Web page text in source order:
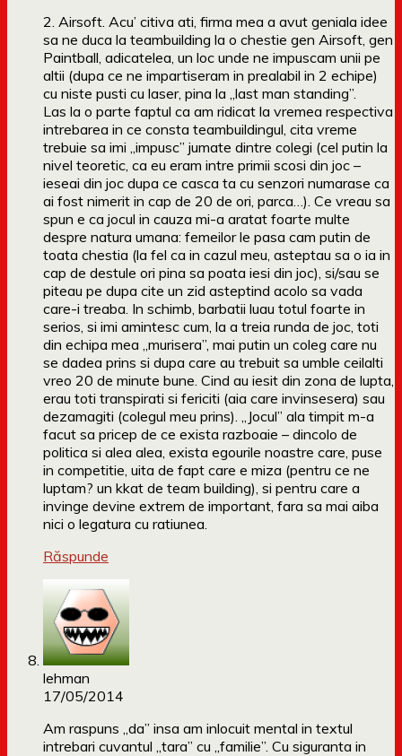
2. Airsoft. Acu’ citiva ati, firma mea a avut geniala idee
sa ne duca la teambuilding la o chestie gen Airsoft, gen
Paintball, adicatelea, un loc unde ne impuscam unii pe
altii (dupa ce ne impartiseram in prealabil in 2 echipe)
cu niste pusti cu laser, pina la „last man standing”.
Las la o parte faptul ca am ridicat la vremea respectiva
intrebarea in ce consta teambuildingul, cita vreme
trebuie sa imi „impusc” jumate dintre colegi (cel putin la
nivel teoretic, ca eu eram intre primii scosi din joc –
ieseai din joc dupa ce casca ta cu senzori numarase ca
ai fost nimerit in cap de 20 de ori, parca…). Ce vreau sa
spun e ca jocul in cauza mi-a aratat foarte multe
despre natura umana: femeilor le pasa cam putin de
toata chestia (la fel ca in cazul meu, asteptau sa o ia in
cap de destule ori pina sa poata iesi din joc), si/sau se
piteau pe dupa cite un zid asteptind acolo sa vada
care-i treaba. In schimb, barbatii luau totul foarte in
serios, si imi amintesc cum, la a treia runda de joc, toti
din echipa mea „murisera”, mai putin un coleg care nu
se dadea prins si dupa care au trebuit sa umble ceilalti
vreo 20 de minute bune. Cind au iesit din zona de lupta,
erau toti transpirati si fericiti (aia care invinsesera) sau
dezamagiti (colegul meu prins). „Jocul” ala timpit m-a
facut sa pricep de ce exista razboaie – dincolo de
politica si alea alea, exista egourile noastre care, puse
in competitie, uita de fapt care e miza (pentru ce ne
luptam? un kkat de team building), si pentru care a
invinge devine extrem de important, fara sa mai aiba
nici o legatura cu ratiunea.
Răspunde
lehman
17/05/2014
Am raspuns „da” insa am inlocuit mental in textul
intrebari cuvantul „tara” cu „familie”. Cu siguranta in